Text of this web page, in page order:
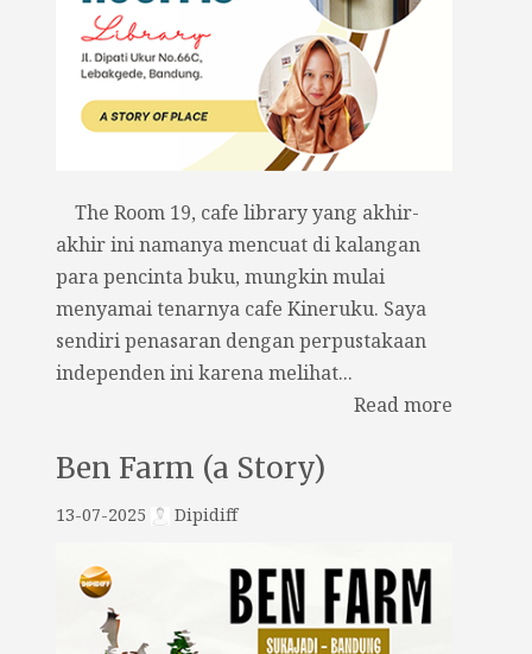
The Room 19, cafe library yang akhir-
akhir ini namanya mencuat di kalangan
para pencinta buku, mungkin mulai
menyamai tenarnya cafe Kineruku. Saya
sendiri penasaran dengan perpustakaan
independen ini karena melihat...
Read more
Ben Farm (a Story)
13-07-2025 Dipidiff